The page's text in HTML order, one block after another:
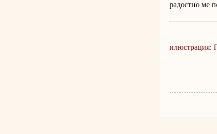
радостно ме
илюстрация: